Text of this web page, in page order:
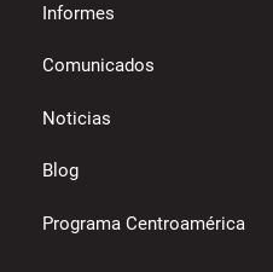
Informes
Comunicados
Noticias
Blog
Programa Centroamérica